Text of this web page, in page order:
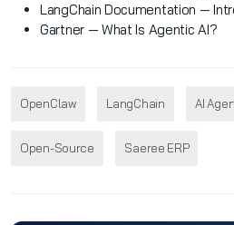
LangChain Documentation —
Gartner — What Is Agentic AI?
OpenClaw LangChain AI
Open-Source Saeree ERP